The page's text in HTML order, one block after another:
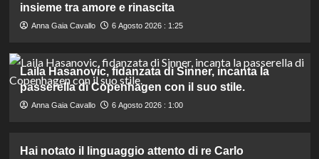
insieme tra amore e rinascita
Anna Gaia Cavallo 6 Agosto 2026 : 1:25
Laila Hasanovic, fidanzata di Sinner, incanta la
passerella di Copenhagen con il suo stile.
Anna Gaia Cavallo 6 Agosto 2026 : 1:00
Hai notato il linguaggio attento di re Carlo